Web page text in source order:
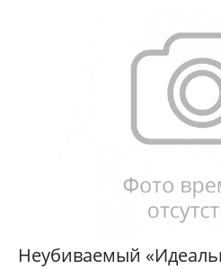
Неубиваемый